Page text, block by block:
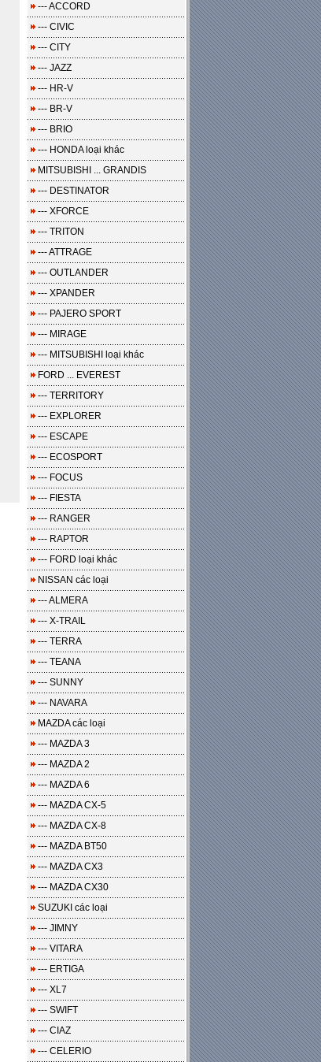
--- ACCORD
--- CIVIC
--- CITY
--- JAZZ
--- HR-V
--- BR-V
--- BRIO
--- HONDA loại khác
MITSUBISHI ... GRANDIS
--- DESTINATOR
--- XFORCE
--- TRITON
--- ATTRAGE
--- OUTLANDER
--- XPANDER
--- PAJERO SPORT
--- MIRAGE
--- MITSUBISHI loại khác
FORD ... EVEREST
--- TERRITORY
--- EXPLORER
--- ESCAPE
--- ECOSPORT
--- FOCUS
--- FIESTA
--- RANGER
--- RAPTOR
--- FORD loại khác
NISSAN các loại
--- ALMERA
--- X-TRAIL
--- TERRA
--- TEANA
--- SUNNY
--- NAVARA
MAZDA các loại
--- MAZDA 3
--- MAZDA 2
--- MAZDA 6
--- MAZDA CX-5
--- MAZDA CX-8
--- MAZDA BT50
--- MAZDA CX3
--- MAZDA CX30
SUZUKI các loại
--- JIMNY
--- VITARA
--- ERTIGA
--- XL7
--- SWIFT
--- CIAZ
--- CELERIO